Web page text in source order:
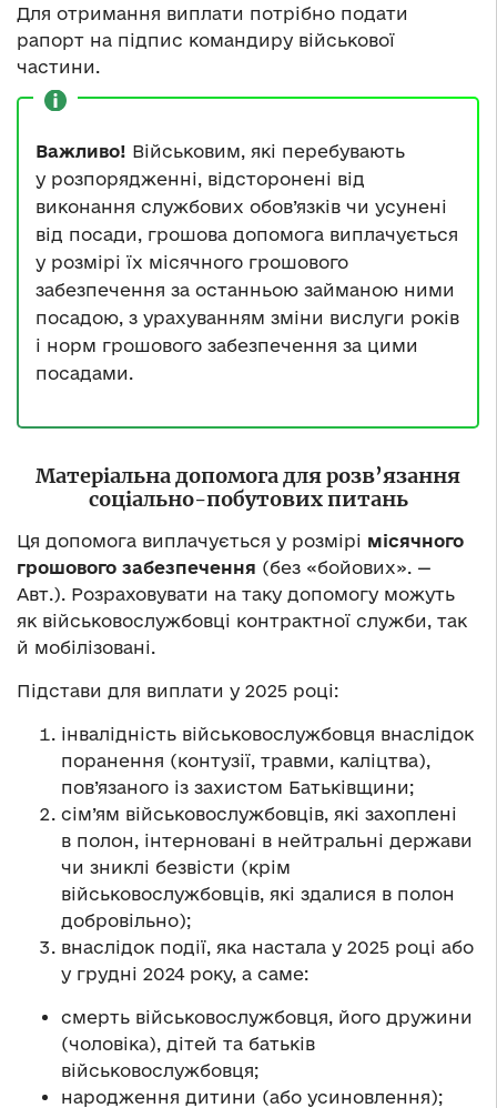
Для отримання виплати потрібно подати
рапорт на підпис командиру військової
частини.
Важливо! Військовим, які перебувають
у розпорядженні, відсторонені від
виконання службових обов’язків чи усунені
від посади, грошова допомога виплачується
у розмірі їх місячного грошового
забезпечення за останньою займаною ними
посадою, з урахуванням зміни вислуги років
і норм грошового забезпечення за цими
посадами.
Матеріальна допомога для розв’язання
соціально-побутових питань
Ця допомога виплачується у розмірі місячного
грошового забезпечення (без «бойових». —
Авт.). Розраховувати на таку допомогу можуть
як військовослужбовці контрактної служби, так
й мобілізовані.
Підстави для виплати у 2025 році:
інвалідність військовослужбовця внаслідок
поранення (контузії, травми, каліцтва),
пов’язаного із захистом Батьківщини;
сім’ям військовослужбовців, які захоплені
в полон, інтерновані в нейтральні держави
чи зниклі безвісти (крім
військовослужбовців, які здалися в полон
добровільно);
внаслідок події, яка настала у 2025 році або
у грудні 2024 року, а саме:
смерть військовослужбовця, його дружини
(чоловіка), дітей та батьків
військовослужбовця;
народження дитини (або усиновлення);